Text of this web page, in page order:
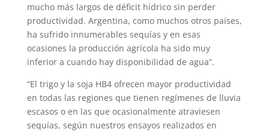
mucho más largos de déficit hídrico sin perder
productividad. Argentina, como muchos otros países,
ha sufrido innumerables sequías y en esas
ocasiones la producción agrícola ha sido muy
inferior a cuando hay disponibilidad de agua”.
“El trigo y la soja HB4 ofrecen mayor productividad
en todas las regiones que tienen regímenes de lluvia
escasos o en las que ocasionalmente atraviesen
sequías, según nuestros ensayos realizados en